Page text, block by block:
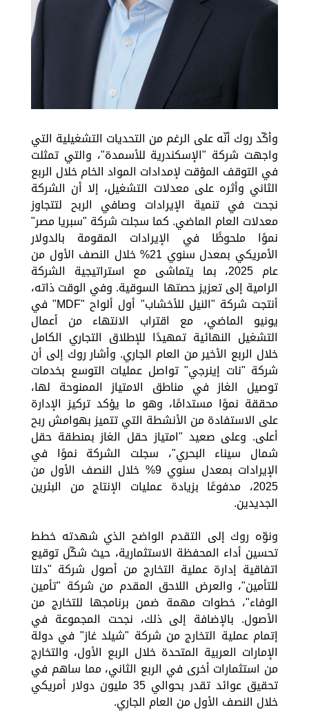
وأكّد روك أنّه على الرغم من التحديات التشغيلية التي
واجهت شركة "الإسكندرية للأسمدة"، والتي تمثلت
في التوقف المؤقت لإمدادات المواد الخام خلال الربع
الثاني وأثره على معدلات التشغيل، إلا أن الشركة
نجحت في تنمية الإيرادات وصافي الربح لتتجاوز
معدلات العام الماضي. كما سجلت شركة "سبريا مصر"
نموًا ملحوظًا في الإيرادات المقومة بالدولار
الأمريكي بمعدل سنوي 21% خلال النصف الأول من
عام 2025، بما يتماشى مع استراتيجية الشركة
الرامية إلى تعزيز حصتها السوقية. وفي الوقت ذاته،
أنتجت شركة "النيل للأخشاب" أول ألواح "MDF" في
يونيو الماضي، مع اقتراب الانتهاء من أعمال
التشغيل النهائية تمهيدًا للإطلاق التجاري الكامل
خلال الربع الأخير من العام الجاري. وأشار روك إلى أن
شركة "نات إينرجي" تواصل عمليات التوسع بخدمات
توصيل الغاز في مناطق الامتياز الممنوحة لها،
محققة نموًا مستدامًا، وهو ما يؤكد تركيز الإدارة
على الاستفادة من الأنشطة التي تتميز بهوامش ربح
أعلى. وعلى صعيد "امتياز حقل الغاز بمنطقة حقل
شمال سيناء البحري"، سجلت الشركة نموًا في
الإيرادات بمعدل سنوي 9% خلال النصف الأول من
2025، مدفوعًا بزيادة عمليات الإنتاج من البئرين
الجديدين.
ونوّه روك إلى التقدم الواضح الذي شهدته خطط
تحسين أداء المحفظة الاستثمارية، حيث شكّل توقيع
اتفاقية إدارة عملية التخارج من أصول شركة "دلتا
للتأمين"، والعرض اللاحق المقدم من شركة "تأمين
الوفاء"، خطوات مهمة ضمن برنامجها للتخارج من
الأصول. بالإضافة إلى ذلك، نجحت المجموعة في
إتمام عملية التخارج من شركة "شيلد غاز" في دولة
الإمارات العربية المتحدة خلال الربع الأول، والتخارج
من استثمارات أخرى في الربع الثاني، مما ساهم في
تحقيق عوائد تقدر بحوالي 35 مليون دولار أمريكي
خلال النصف الأول من العام الجاري.